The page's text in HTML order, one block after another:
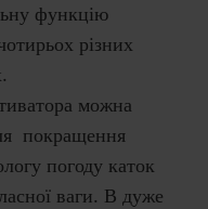
функцію
різних
можна
покращення
погоду каток
ваги. В дуже